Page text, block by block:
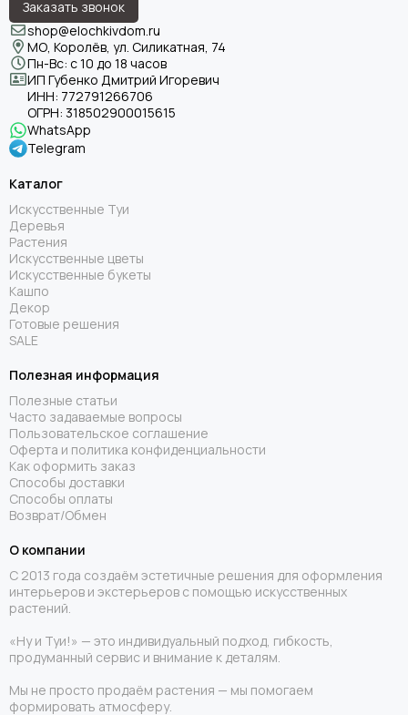
Заказать звонок
shop@elochkivdom.ru
МО, Королёв, ул. Силикатная, 74
Пн-Вс: с 10 до 18 часов
ИП Губенко Дмитрий Игоревич
ИНН: 772791266706
ОГРН: 318502900015615
WhatsApp
Telegram
Каталог
Искусственные Туи
Деревья
Растения
Искусственные цветы
Искусственные букеты
Кашпо
Декор
Готовые решения
SALE
Полезная информация
Полезные статьи
Часто задаваемые вопросы
Пользовательское соглашение
Оферта и политика конфиденциальности
Как оформить заказ
Способы доставки
Способы оплаты
Возврат/Обмен
О компании
С 2013 года создаём эстетичные решения для оформления
интерьеров и экстерьеров с помощью искусственных
растений.
«Ну и Туи!» — это индивидуальный подход, гибкость,
продуманный сервис и внимание к деталям.
Мы не просто продаём растения — мы помогаем
формировать атмосферу.